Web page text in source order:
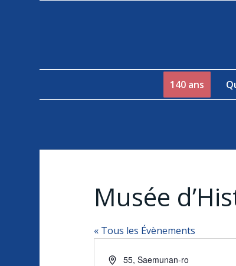
140 ans
Musée
« Tous les Évènements
Adresse55, Saemunan-ro